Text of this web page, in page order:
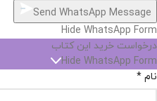
Open
chaty
Hide
chaty
ارسال پیام در واتساپ
کارشناس فروش
سلام, چطور میتونم کمکتون کنم؟